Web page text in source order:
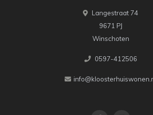
Langestraat 74
9671 PJ
Winschoten
0597-412506